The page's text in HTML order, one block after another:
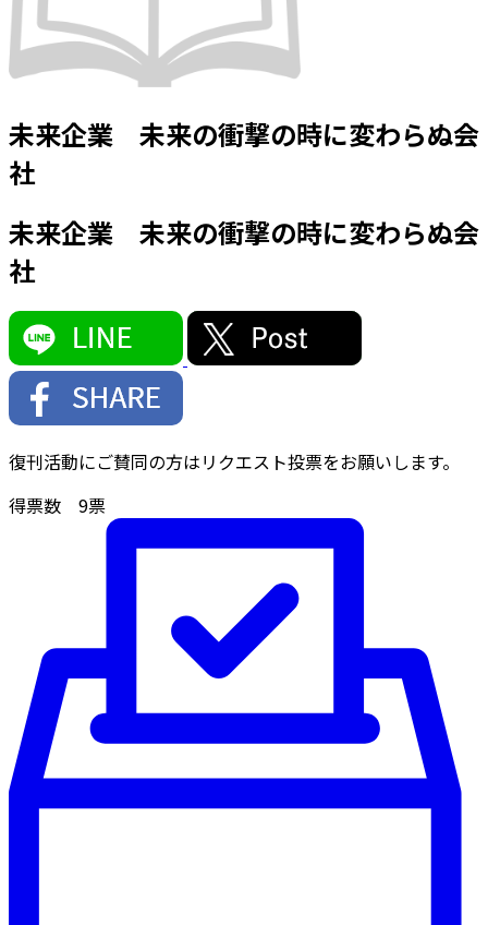
未来企業 未来の衝撃の時に変わらぬ会
社
未来企業 未来の衝撃の時に変わらぬ会
社
復刊活動にご賛同の方はリクエスト投票をお願いします。
得票数 9票